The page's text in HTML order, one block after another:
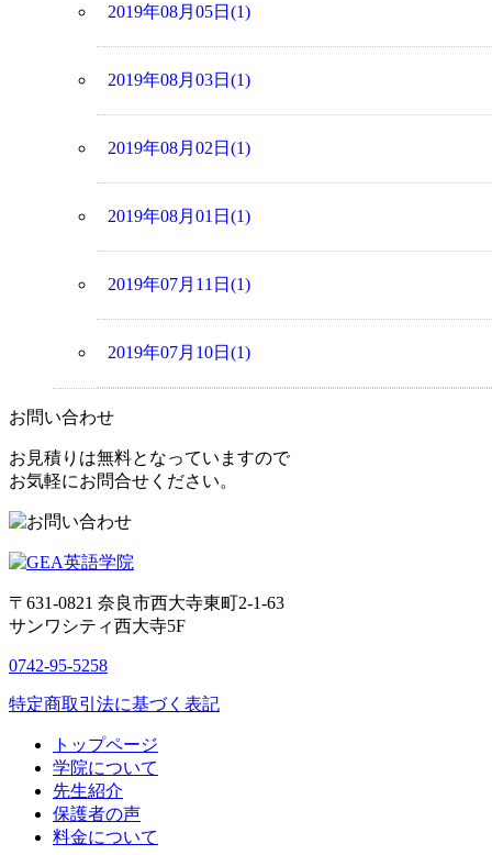
2019年08月05日(1)
2019年08月03日(1)
2019年08月02日(1)
2019年08月01日(1)
2019年07月11日(1)
2019年07月10日(1)
お問い合わせ
お見積りは無料となっていますので
お気軽にお問合せください。
〒631-0821 奈良市西大寺東町2-1-63
サンワシティ西大寺5F
0742-95-5258
特定商取引法に基づく表記
トップページ
学院について
先生紹介
保護者の声
料金について